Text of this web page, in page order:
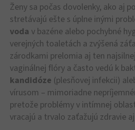
Ženy sa počas dovolenky, ako aj
stretávajú ešte s úplne inými
voda v bazéne alebo pochybné
verejných toaletách a zvýšená
zárodkami prelomia aj ten
vaginálnej flóry a často vedú k
kandidóze (plesňovej infekcii)
vírusom – mimoriadne
pretože problémy v intímnej
vracajú a trvalo zaťažujú zdravie